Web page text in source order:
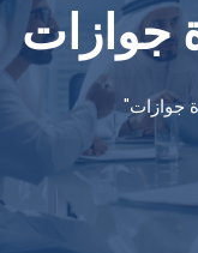
جوازات
جوازات"